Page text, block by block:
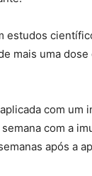
estudos
mais uma
com um
com a
após a